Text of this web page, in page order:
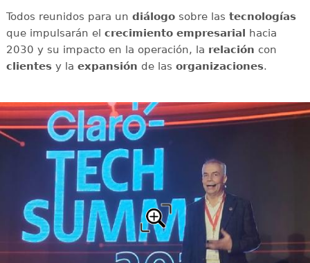
Todos reunidos para un diálogosobre las tecnologías
que impulsarán el crecimiento empresarial hacia
2030 y su impacto en la operación, la relación con
clientesy la expansión de las organizaciones.